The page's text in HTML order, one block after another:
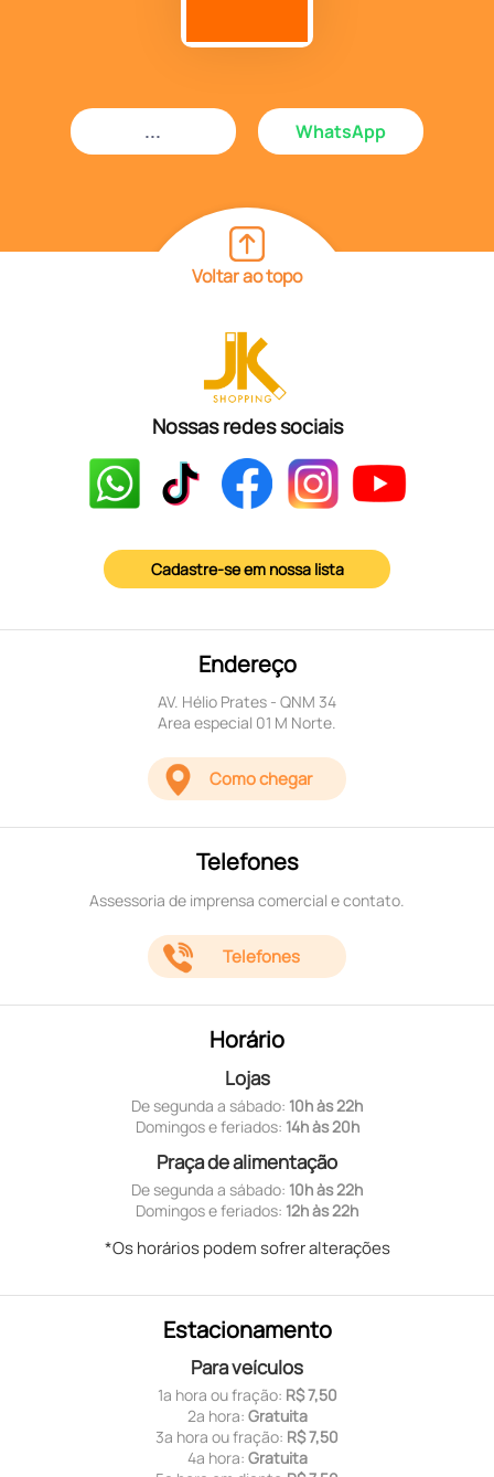
... WhatsApp
Voltar ao topo
Nossas redes sociais
Cadastre-se em nossa lista
Endereço
AV. Hélio Prates - QNM 34
Area especial 01 M Norte.
Como chegar
Telefones
Assessoria de imprensa comercial e contato.
Telefones
Horário
Lojas
De segunda a sábado: 10h às 22h
Domingos e feriados: 14h às 20h
Praça de alimentação
De segunda a sábado: 10h às 22h
Domingos e feriados: 12h às 22h
*Os horários podem sofrer alterações
Estacionamento
Para veículos
1ª hora ou fração: R$ 7,50
2ª hora: Gratuita
3ª hora ou fração: R$ 7,50
4ª hora: Gratuita